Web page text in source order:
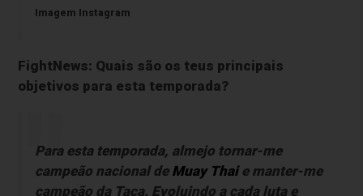
Imagem Instagram
FightNews: Quais são os teus principais
objetivos para esta temporada?
Para esta temporada, almejo tornar-me
campeão nacional de Muay Thai e manter-me
campeão da Taça. Evoluindo a cada luta e